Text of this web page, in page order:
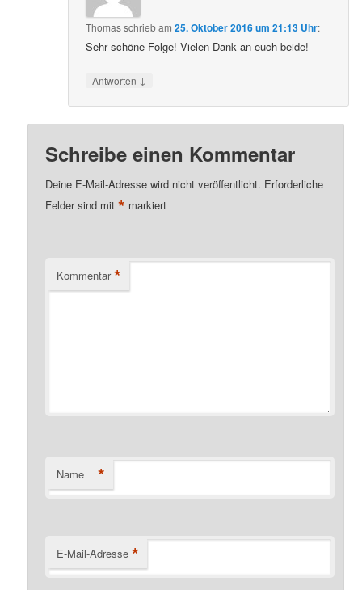
Thomasschriebam25. Oktober 2016 um 21:13 Uhr:
Sehr schöne Folge! Vielen Dank an euch beide!
Antworten ↓
Schreibe einen Kommentar
Deine E-Mail-Adresse wird nicht veröffentlicht. Erforderliche
Felder sind mit* markiert
Kommentar *
Name *
E-Mail-Adresse *